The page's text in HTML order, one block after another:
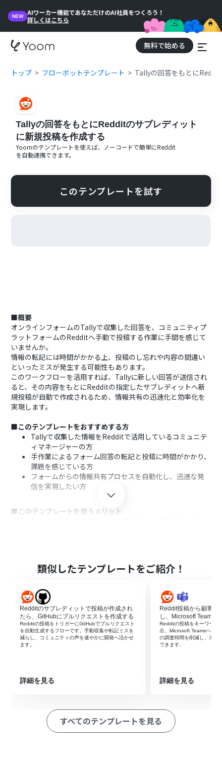
NEW
AIワーカー機能であなただけのAI社員をつくろう！
詳しくはこちら
無料で始める
トップ フローボットテンプレート Tallyの回答をもとに
Tallyの回答をもとにRedditのサブレディット
に新規投稿を作成する
Yoomのテンプレートを使えば、ノーコードで簡単にReddit
を自動連携できます。
このテンプレートを試す
■概要
オンラインフォームのTallyで収集した回答を、コミュニティプ
ラットフォームのRedditへ手動で投稿する作業に手間を感じて
いませんか。
情報の転記には時間がかかる上、投稿のし忘れや内容の間違い
といったミスが発生する可能性もあります。
このワークフローを活用すれば、Tallyに新しい回答が送信され
ると、その内容をもとにRedditの指定したサブレディットへ新
規投稿が自動で作成されるため、情報共有の迅速化と効率化を
実現します。
■このテンプレートをおすすめする方
Tallyで収集した情報をRedditで活用しているコミュニテ
ィマネージャーの方
手作業によるフォーム回答の転記と投稿に時間がかかり、
課題を感じている方
フォームからの情報共有プロセスを自動化し、迅速な発
信を実現したい方
■このテンプレートを使うメリット
ります。
■フローボットの流れ
はじめに、TallyとRedditをYoomと連携します。
次に、トリガーでTallyを選択し、「Form Submission」
というアクションを設定して、対象のフォームを指定しま
す。
最後に、オペレーションでRedditの「サブレディットに
※「トリガー」：フロー起動のきっかけとなるアクション、「オ
■このワークフローのカスタムポイント
Tallyのトリガー設定では、連携の起点としたい任意のフ
類似したテンプレートをご紹介！
Redditのサブレディットで投稿が作成され
たら、GitHubにプルリクエストを作成する
Redditの投稿をトリガーにGitHubでプルリクエスト
を自動生成するフローです。手動収集や転記ミスを
減らし、コミュニティの声を速やかに開発へ活かせ
ます。
詳細を見る
Reddit投稿から顧客の
し、Microsoft Teams
Redditの投稿をキーワード
出、Microsoft Teamsへ通
の調査時間を削減し、海外
できます。
詳細を見る
すべてのテンプレートを見る